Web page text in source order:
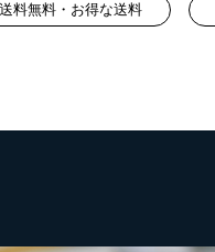
料無料・お得な送料